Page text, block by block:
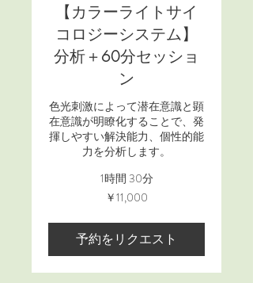
【カラーライトサイ
コロジーシステム】
分析＋60分セッショ
ン
色光刺激によって潜在意識と顕
在意識が明瞭化することで、発
揮しやすい解決能力、個性的能
力を分析します。
1時間 30分
￥11,000
予約をリクエスト